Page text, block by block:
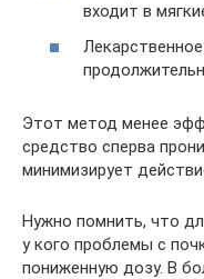
входит в
Этот метод менее
средство сперва
минимизирует
Нужно помнить, что
у кого проблемы с
пониженную дозу. В